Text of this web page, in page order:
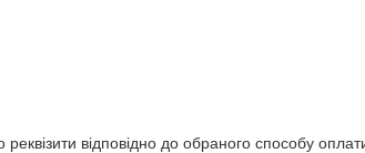
відповідно до обраного способу